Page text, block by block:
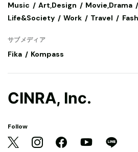
Music Art,Design Movie,Drama
Life&Society
Work Travel
サブメディア
Fika Kompass
CINRA, Inc.
Follow